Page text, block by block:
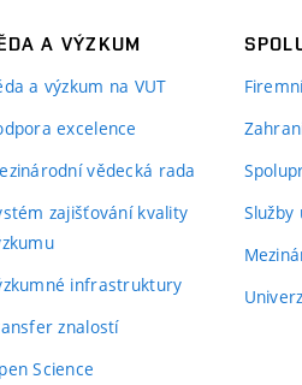
A VÝZKUM
a výzkum na VUT
excelence
vědecká rada
zajišťování kvality
infrastruktury
znalostí
Science
Služby